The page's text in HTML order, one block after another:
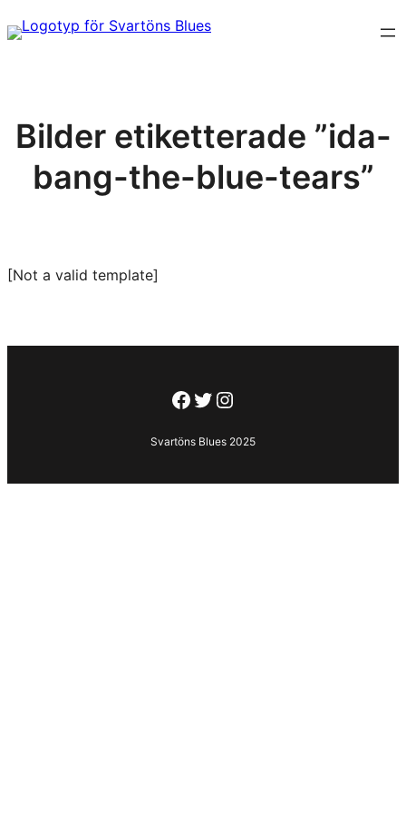
Hoppa
till
Bilder etiketterade ”ida-
bang-the-blue-tears”
[Not a valid template]
Facebook
Twitter
Instagram
Svartöns Blues 2025